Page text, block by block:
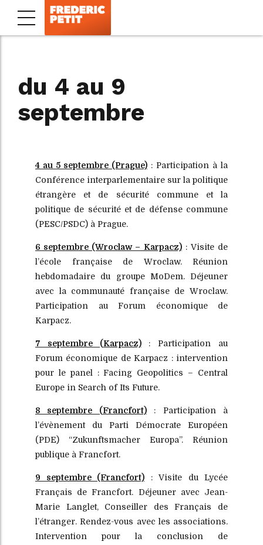
du 4 au 9
septembre
4 au 5 septembre (Prague) : Participation à la
Conférence interparlementaire sur la politique
étrangère et de sécurité commune et la
politique de sécurité et de défense commune
(PESC/PSDC) à Prague.
6 septembre (Wroclaw – Karpacz): Visite de
l’école française de Wroclaw. Réunion
hebdomadaire du groupe MoDem. Déjeuner
avec la communauté française de Wroclaw.
Participation au Forum économique de
Karpacz.
7 septembre (Karpacz): Participation au
Forum économique de Karpacz : intervention
pour le panel : Facing Geopolitics – Central
Europe in Search of Its Future.
8 septembre (Francfort): Participation à
l’évènement du Parti Démocrate Européen
(PDE) “Zukunftsmacher Europa”. Réunion
publique à Francfort.
9 septembre (Francfort) : Visite du Lycée
Français de Francfort. Déjeuner avec Jean-
Marie Langlet, Conseiller des Français de
l’étranger. Rendez-vous avec les associations.
Intervention pour la conclusion de